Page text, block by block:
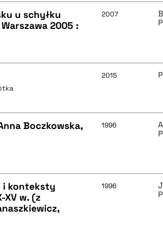
u schyłku
2005 :
2007
2015
Boczkowska,
1996
i konteksty
w. (z
1996